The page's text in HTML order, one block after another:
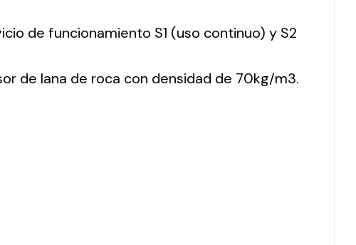
de funcionamiento S1 (uso continuo) y S2
de lana de roca con densidad de 70kg/m3.